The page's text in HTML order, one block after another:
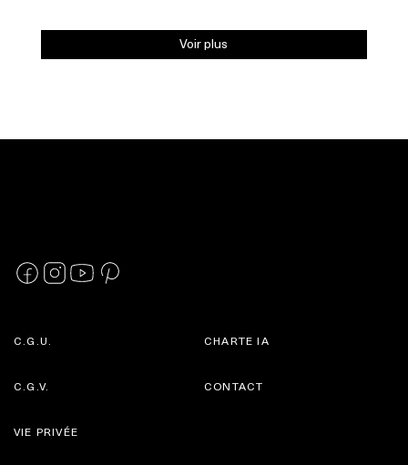
Voir plus
C.G.U.
C.G.V.
CHARTE IA
CONTACT
VIE PRIVÉE